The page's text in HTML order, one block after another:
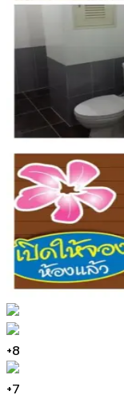
+8
+7